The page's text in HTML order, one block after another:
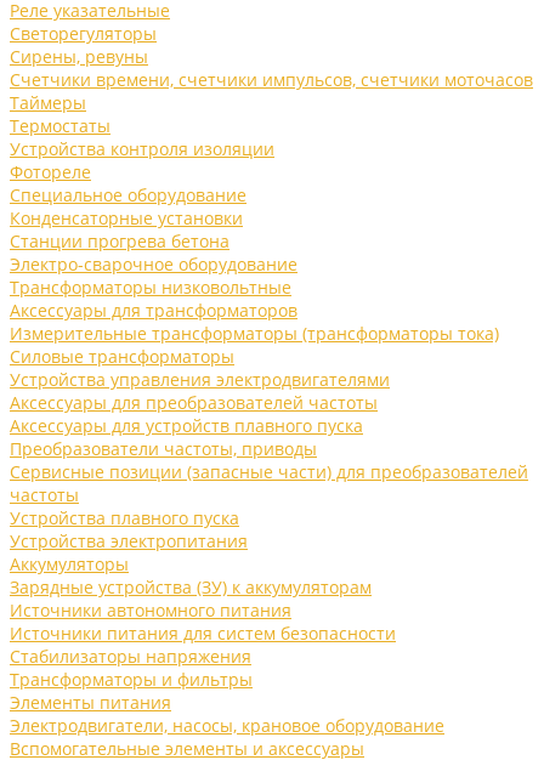
Реле указательные
Светорегуляторы
Сирены, ревуны
Счетчики времени, счетчики импульсов, счетчики моточасов
Таймеры
Термостаты
Устройства контроля изоляции
Фотореле
Специальное оборудование
Конденсаторные установки
Станции прогрева бетона
Электро-сварочное оборудование
Трансформаторы низковольтные
Аксессуары для трансформаторов
Измерительные трансформаторы (трансформаторы тока)
Силовые трансформаторы
Устройства управления электродвигателями
Аксессуары для преобразователей частоты
Аксессуары для устройств плавного пуска
Преобразователи частоты, приводы
Сервисные позиции (запасные части) для преобразователей
частоты
Устройства плавного пуска
Устройства электропитания
Аккумуляторы
Зарядные устройства (ЗУ) к аккумуляторам
Источники автономного питания
Источники питания для систем безопасности
Стабилизаторы напряжения
Трансформаторы и фильтры
Элементы питания
Электродвигатели, насосы, крановое оборудование
Вспомогательные элементы и аксессуары